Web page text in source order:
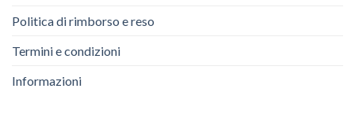
Politica di rimborso e reso
Termini e condizioni
Informazioni